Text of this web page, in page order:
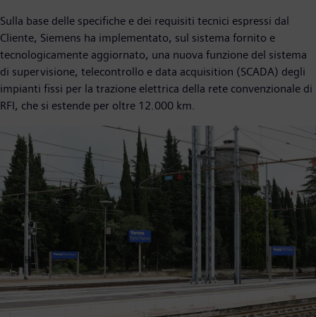
Sulla base delle specifiche e dei requisiti tecnici espressi dal
Cliente, Siemens ha implementato, sul sistema fornito e
tecnologicamente aggiornato, una nuova funzione del sistema
di supervisione, telecontrollo e data acquisition (SCADA) degli
impianti fissi per la trazione elettrica della rete convenzionale di
RFI, che si estende per oltre 12.000 km.